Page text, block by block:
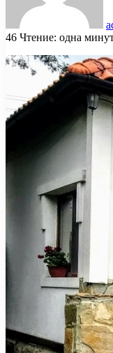
46 Чтение: одна